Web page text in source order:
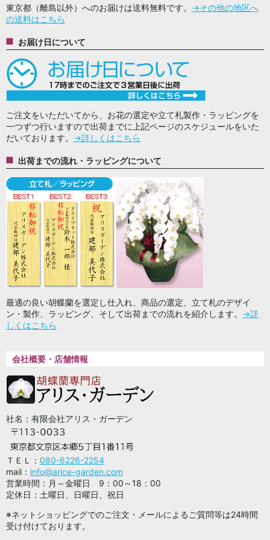
東京都（離島以外）へのお届けは送料無料です。 →その他の地区へ
の送料はこちら
お届け日について
ご注文をいただいてから、お花の選定や立て札製作・ラッピングを
一つずつ行いますので出荷までに上記ページのスケジュールをいた
だいております。 →詳しくはこちら
出荷までの流れ・ラッピングについて
最適の良い胡蝶蘭を選定し仕入れ、商品の選定、立て札のデザイ
ン・製作、ラッピング、そして出荷までの流れを紹介します。 →詳
しくはこちら
会社概要・店舗情報
社名：有限会社アリス・ガーデン
ＴＥＬ： 080-6226-2254
mail： info@arice-garden.com
営業時間：月～金曜日 9：00～18：00
定休日：土曜日、日曜日、祝日
※ネットショッピングでのご注文・メールによるご質問等は24時間
受け付けております。